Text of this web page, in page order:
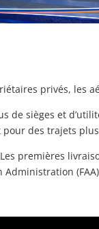
privés, les
sièges et
des trajets
premières
(FAA)